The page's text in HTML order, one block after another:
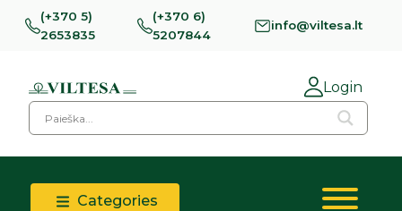
(+370 5)
2653835
(+370 6)
5207844
info@viltesa.lt
Login
Categories